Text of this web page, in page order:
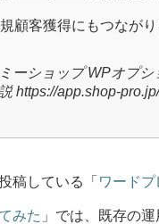
顧客獲得にもつながり
ーショップ WPオプシ
https://app.shop-
稿している「 ワード
みた 」では、既存の